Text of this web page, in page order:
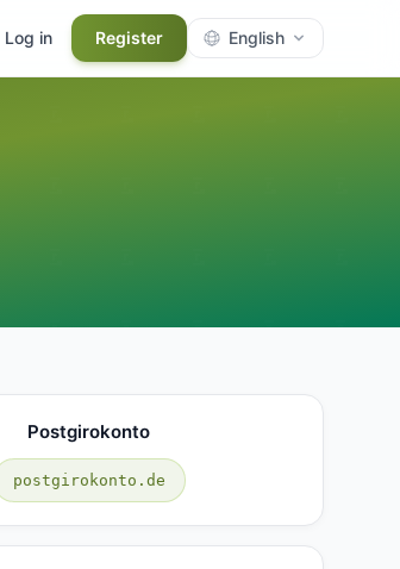
Log in Register English
Postgirokonto
postgirokonto.de